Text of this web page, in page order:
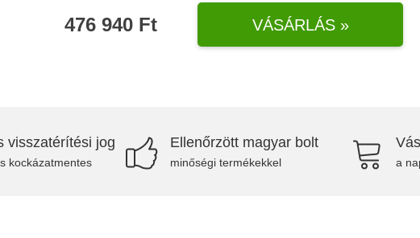
476 940 Ft VÁSÁRLÁS »
visszatérítési jog
kockázatmentes
Ellenőrzött magyar bolt
minőségi termékekkel a